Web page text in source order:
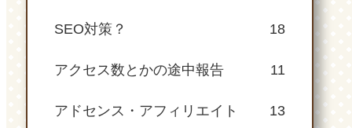
SEO対策？ 18
アクセス数とかの途中報告 11
アドセンス・アフィリエイト 13